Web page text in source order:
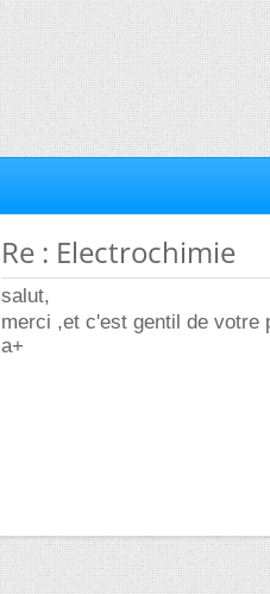
Re : Electrochimie
salut,
merci ,et c'est gentil de votre
a+